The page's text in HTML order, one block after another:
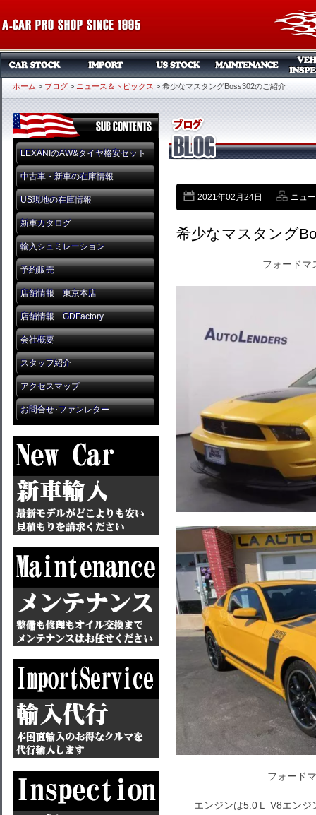
ホーム > ブログ > ニュース＆トピックス > 希少なマスタングBoss302のご紹介
LEXANIのAW&タイヤ格安セット
中古車・新車の在庫情報
US現地の在庫情報
新車カタログ
輸入シュミレーション
予約販売
店舗情報 東京本店
店舗情報 GDFactory
会社概要
スタッフ紹介
アクセスマップ
お問合せ･ファンレター
2021年02月24日 ニュ
希少なマスタング
フォードマ
フォード
エンジンは5.0Ｌ V8エン